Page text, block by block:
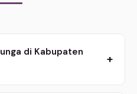
di Kabupaten
+